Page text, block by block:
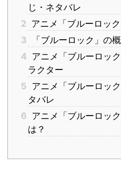
じ・ネタバレ
2 アニメ「ブルーロッ
3
「ブルーロック」の
4 アニメ「ブルーロッ
ラクター
5 アニメ「ブルーロッ
タバレ
6 アニメ「ブルーロッ
は？